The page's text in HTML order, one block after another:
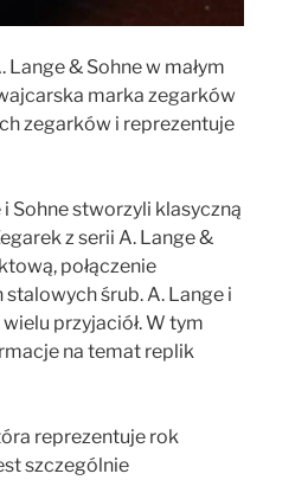
Lange & Sohne w małym
marka zegarków
zegarków i reprezentuje
Sohne stworzyli klasyczną
z serii A. Lange &
połączenie
śrub. A. Lange i
przyjaciół. W tym
na temat replik
reprezentuje rok
szczególnie